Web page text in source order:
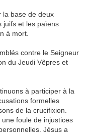
​​la base de deux
juifs et les païens
à mort
contre le Seigneur
du Jeudi Vêpres et
à participer à la
formelles
de la crucifixion
une foule de injustices
Jésus a